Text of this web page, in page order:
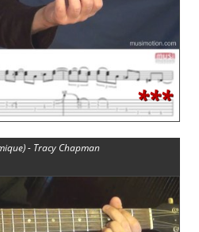
***
- Tracy Chapman